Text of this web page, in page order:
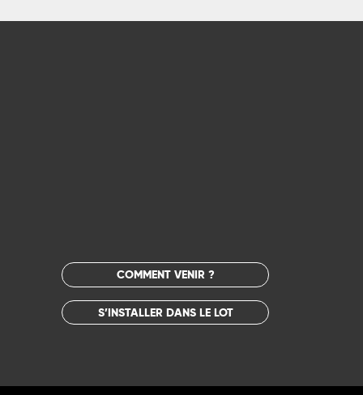
COMMENT VENIR ?
S’INSTALLER DANS LE LOT